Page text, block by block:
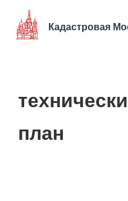
Перейти
содержимому
Кадастровая
план